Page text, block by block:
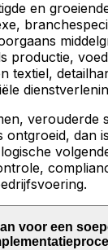
en
productie,
textiel,
verouderde
ontgroeid, dan
voor een